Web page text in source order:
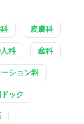
皮膚科
科 産科
ション科
ック